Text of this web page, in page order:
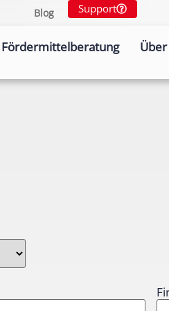
Blog Support
Fördermittelberatung